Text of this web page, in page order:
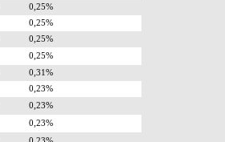
0,25%
0,25%
0,25%
0,25%
0,31%
0,23%
0,23%
0,23%